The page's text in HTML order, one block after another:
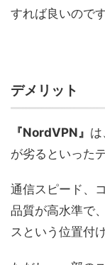
すれば良いのです
デメリット
『NordVPN』
が劣るといった
通信スピード、
品質が高水準で、
スという位置付